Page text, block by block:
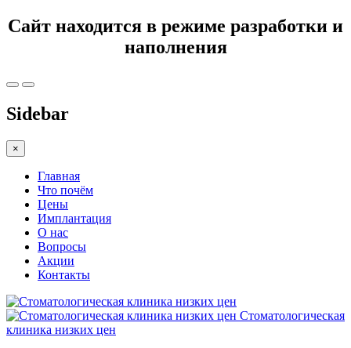
Сайт находится в режиме разработки и
наполнения
Sidebar
×
Главная
Что почём
Цены
Имплантация
О нас
Вопросы
Акции
Контакты
Стоматологическая
клиника низких цен